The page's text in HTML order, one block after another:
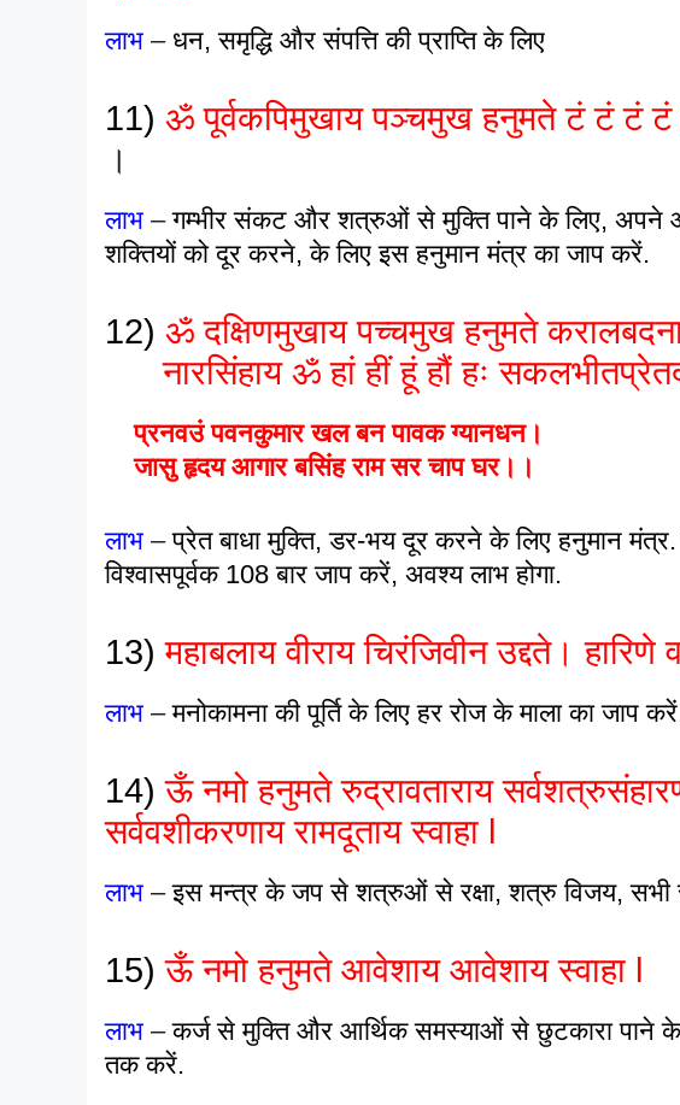
लाभ – धन, समृद्धि और संपत्ति की प्राप्ति के लिए
11) ॐ पूर्वकपिमुखाय पञ्चमुख हनुमते टं टं टं
।
लाभ –गम्भीर संकट और शत्रुओं से मुक्ति पाने के लिए, अपने
शक्तियों को दूर करने, के लिए इस हनुमान मंत्र का जाप करें.
12) ॐ दक्षिणमुखाय पच्चमुख हनुमते
नारसिंहाय ॐ हां हीं हूं हौं हः
प्रनवउं पवनकुमार खल बन पावक ग्यानधन।
जासु हृदय आगार बसिंह राम सर चाप घर।।
लाभ –प्रेत बाधा मुक्ति, डर-भय दूर करने के लिए हनुमान
विश्वासपूर्वक 108 बार जाप करें, अवश्य लाभ होगा.
13) महाबलाय वीराय चिरंजिवीन उद्दते।
लाभ –मनोकामना की पूर्ति के लिए हर रोज के माला का जाप
14) ऊँ नमो हनुमते रुद्रावताराय
सर्ववशीकरणाय रामदूताय स्वाहा l
लाभ –इस मन्त्र के जप से शत्रुओं से रक्षा, शत्रु विजय, सभी
15) ऊँ नमो हनुमते आवेशाय आवेशाय स्वाहा l
लाभ –कर्ज से मुक्ति और आर्थिक समस्याओं से छुटकारा पाने के
तक करें.